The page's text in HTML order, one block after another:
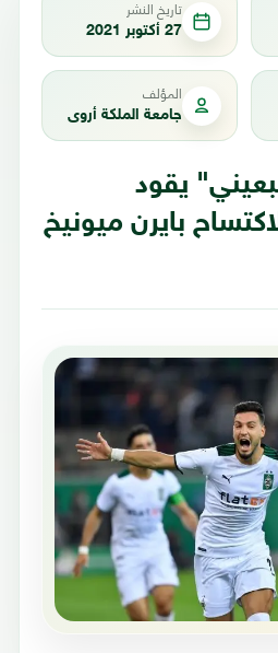
تاريخ النشر
27 أكتوبر 2021
المؤلف
جامعة الملكة أروى
يقود
بايرن ميونيخ